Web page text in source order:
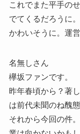
これでまた平手の
でてくるだろうに。
かわいそうに。運
名無しさん
欅坂ファンです。
昨年春頃から？著
は前代未聞のね醜態
それから今回の件